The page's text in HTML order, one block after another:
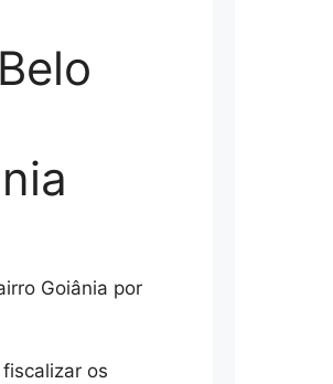
Goiânia por
os